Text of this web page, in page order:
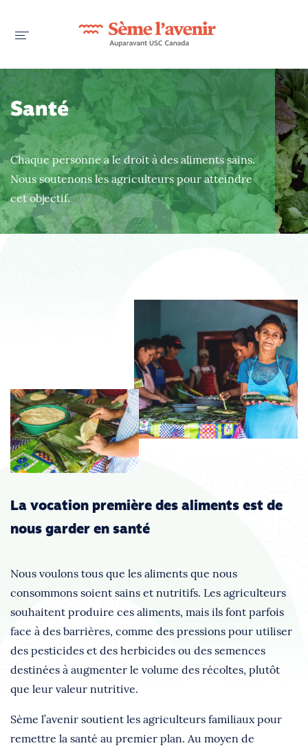
Santé
Chaque personne a le droit à des aliments sains.
Nous soutenons les agriculteurs pour atteindre
cet objectif.
La vocation première des aliments est de
nous garder en santé
Nous voulons tous que les aliments que nous
consommons soient sains et nutritifs. Les agriculteurs
souhaitent produire ces aliments, mais ils font parfois
face à des barrières, comme des pressions pour utiliser
des pesticides et des herbicides ou des semences
destinées à augmenter le volume des récoltes, plutôt
que leur valeur nutritive.
Sème l’avenir soutient les agriculteurs familiaux pour
remettre la santé au premier plan. Au moyen de